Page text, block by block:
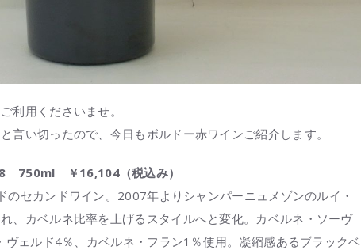
利用くださいませ。
言い切ったので、今日もボルドー赤ワインご紹介します。
750ml ￥16,104（税込み）
セカンドワイン。2007年よりシャンパーニュメゾンのルイ・
、カベルネ比率を上げるスタイルへと変化。カベルネ・ソーヴ
ェルド4％、カベルネ・フラン1％使用。凝縮感あるブラックベ